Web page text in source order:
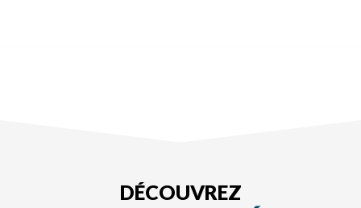
DÉCOUVREZ